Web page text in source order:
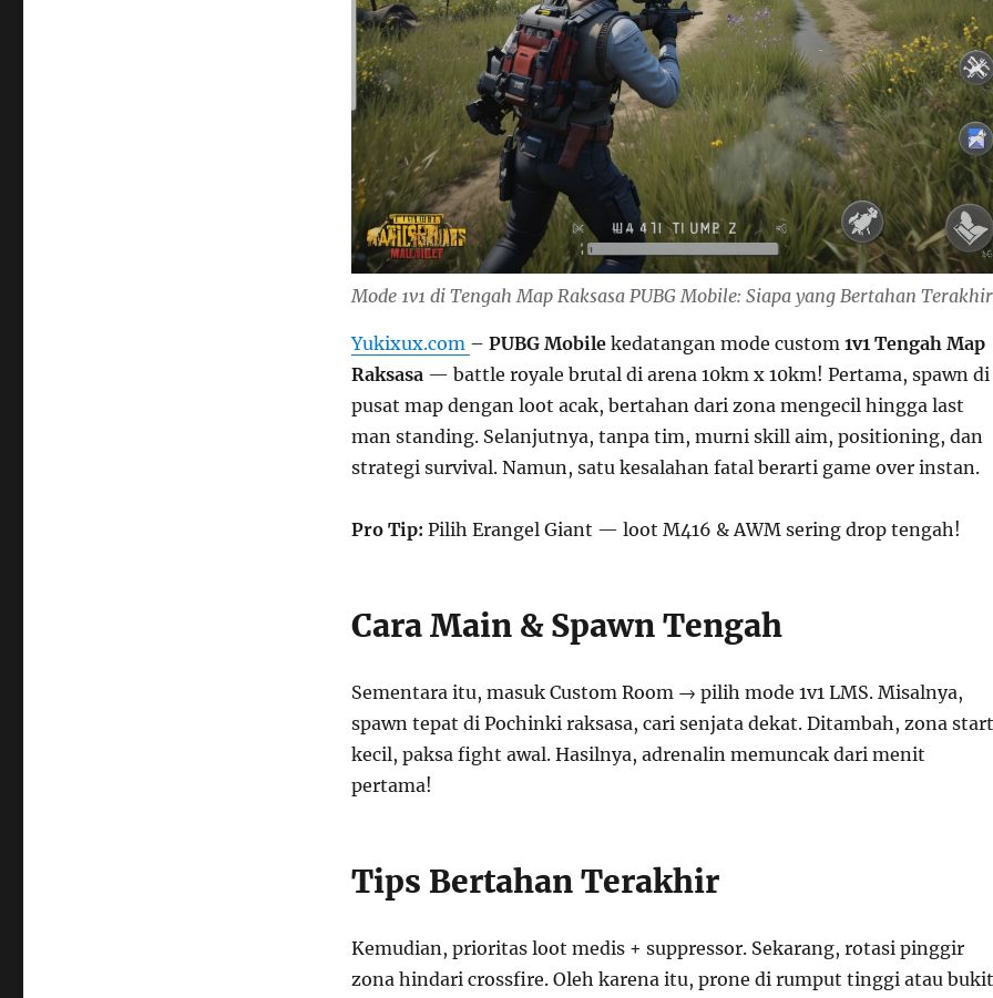
Mode 1v1 di Tengah Map Raksasa PUBG Mobile: Siapa yang Bertahan
Yukixux.com – PUBG Mobilekedatangan mode custom 1v1 Tengah Map
Raksasa— battle royale brutal di arena 10km x 10km! Pertama, spawn di
pusat map dengan loot acak, bertahan dari zona mengecil hingga last
man standing. Selanjutnya, tanpa tim, murni skill aim, positioning, dan
strategi survival. Namun, satu kesalahan fatal berarti game over instan.
Pro Tip: Pilih Erangel Giant — loot M416 & AWM sering drop tengah!
Cara Main & Spawn Tengah
Sementara itu, masuk Custom Room → pilih mode 1v1 LMS. Misalnya,
spawn tepat di Pochinki raksasa, cari senjata dekat. Ditambah, zona start
kecil, paksa fight awal. Hasilnya, adrenalin memuncak dari menit
pertama!
Tips Bertahan Terakhir
Kemudian, prioritas loot medis + suppressor. Sekarang, rotasi pinggir
zona hindari crossfire. Oleh karena itu, prone di rumput tinggi atau bukit